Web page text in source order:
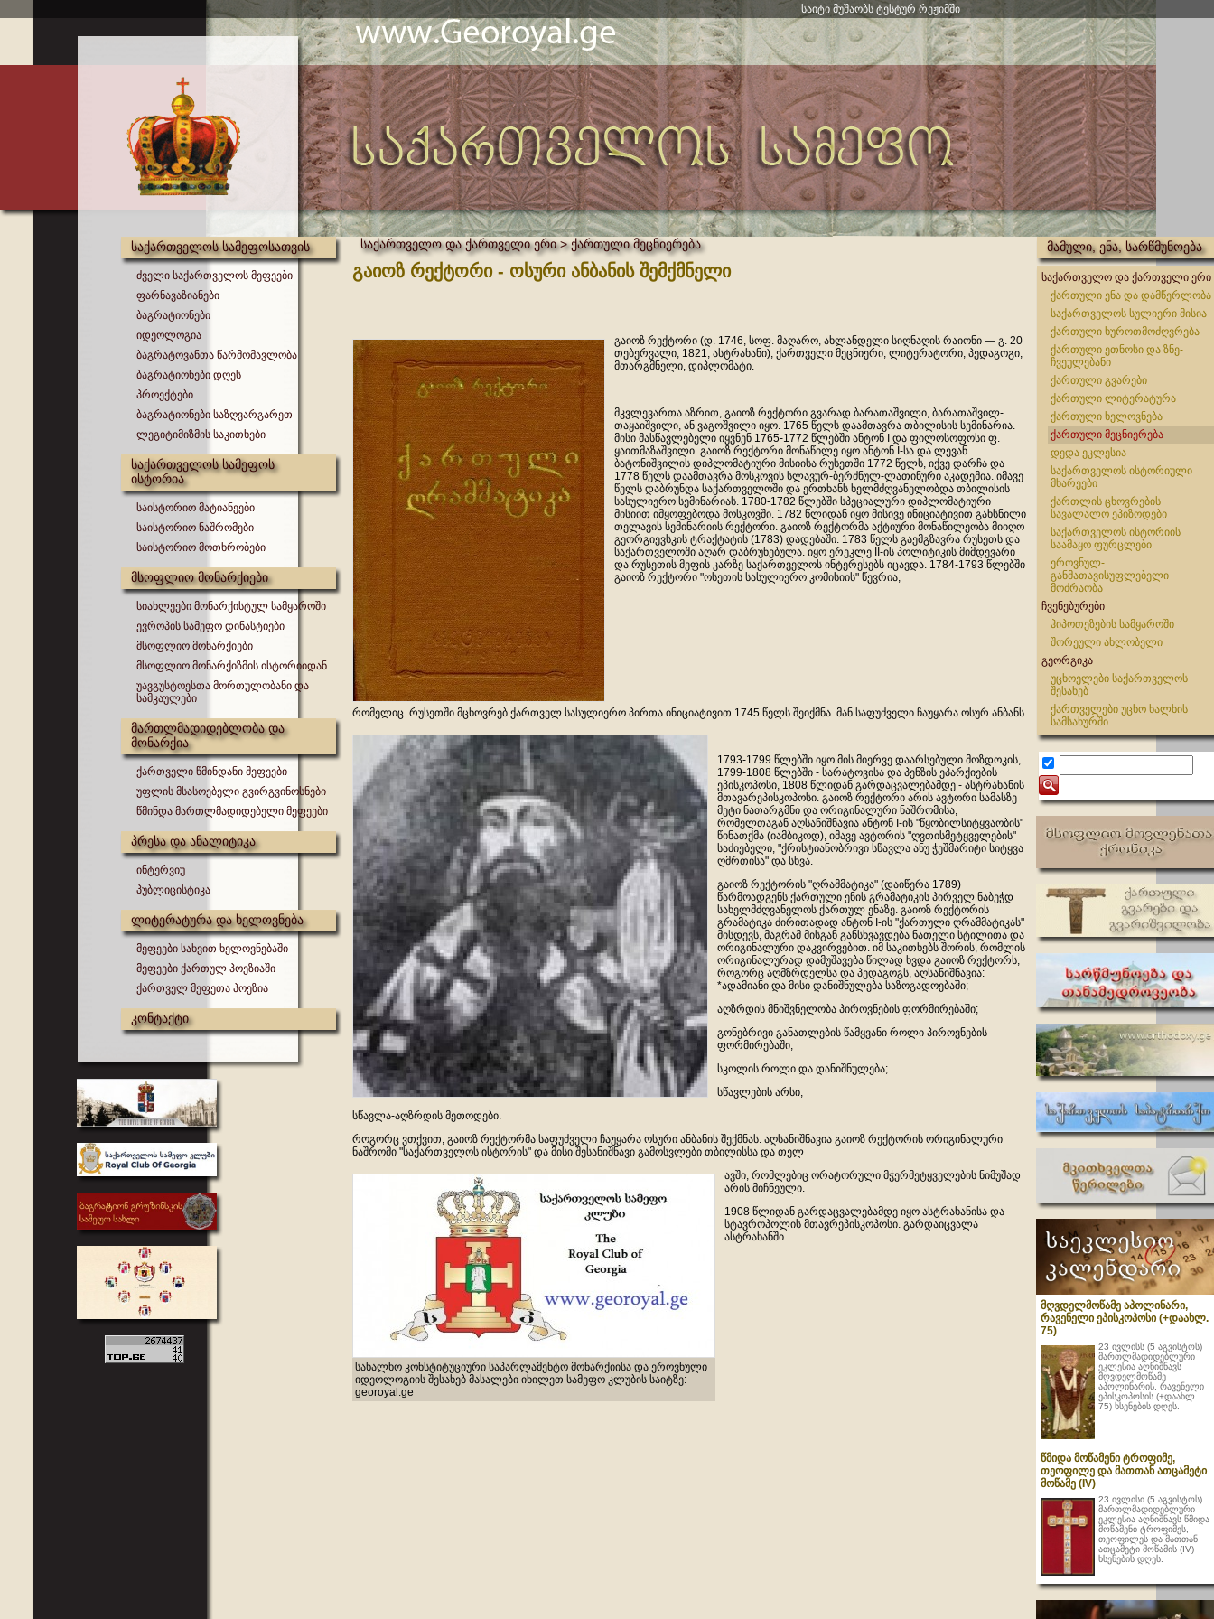
საიტი მუშაობს ტესტურ რეჟიმში
საქართველოს სამეფოსათვის
ძველი საქართველოს მეფეები
ფარნავაზიანები
ბაგრატიონები
იდეოლოგია
ბაგრატოვანთა წარმომავლობა
ბაგრატიონები დღეს
პროექტები
ბაგრატიონები საზღვარგარეთ
ლეგიტიმიზმის საკითხები
საქართველოს სამეფოს
ისტორია
საისტორიო მატიანეები
საისტორიო ნაშრომები
საისტორიო მოთხრობები
მსოფლიო მონარქიები
სიახლეები მონარქისტულ სამყაროში
ევროპის სამეფო დინასტიები
მსოფლიო მონარქიები
მსოფლიო მონარქიზმის ისტორიიდან
უავგუსტოესთა მორთულობანი და
სამკაულები
მართლმადიდებლობა და
მონარქია
ქართველი წმინდანი მეფეები
უფლის მსასოებელი გვირგვინოსნები
წმინდა მართლმადიდებელი მეფეები
პრესა და ანალიტიკა
ინტერვიუ
პუბლიცისტიკა
ლიტერატურა და ხელოვნება
მეფეები სახვით ხელოვნებაში
მეფეები ქართულ პოეზიაში
ქართველ მეფეთა პოეზია
კონტაქტი
საქართველო და ქართველი ერი > ქართული მეცნიერება
გაიოზ რექტორი - ოსური ანბანის შემქმნელი
გაიოზ რექტორი (დ. 1746, სოფ. მაღარო, ახლანდელი სიღნაღის რაიონი — გ. 20
თებერვალი, 1821, ასტრახანი), ქართველი მეცნიერი, ლიტერატორი, პედაგოგი,
მთარგმნელი, დიპლომატი.
მკვლევართა აზრით, გაიოზ რექტორი გვარად ბარათაშვილი, ბარათაშვილ-
თაყაიშვილი, ან ვაგოშვილი იყო. 1765 წელს დაამთავრა თბილისის სემინარია.
მისი მასწავლებელი იყვნენ 1765-1772 წლებში ანტონ I და ფილოსოფოსი ფ.
ყაითმაზაშვილი. გაიოზ რექტორი მონაწილე იყო ანტონ I-სა და ლევან
ბატონიშვილის დიპლომატიური მისიისა რუსეთში 1772 წელს, იქვე დარჩა და
1778 წელს დაამთავრა მოსკოვის სლავურ-ბერძნულ-ლათინური აკადემია. იმავე
წელს დაბრუნდა საქართველოში და ერთხანს ხელმძღვანელობდა თბილისის
სასულიერო სემინარიას. 1780-1782 წლებში სპეციალური დიპლომატიური
მისიით იმყოფებოდა მოსკოვში. 1782 წლიდან იყო მისივე ინიციატივით გახსნილი
თელავის სემინარიის რექტორი. გაიოზ რექტორმა აქტიური მონაწილეობა მიიღო
გეორგიევსკის ტრაქტატის (1783) დადებაში. 1783 წელს გაემგზავრა რუსეთს და
საქართველოში აღარ დაბრუნებულა. იყო ერეკლე II-ის პოლიტიკის მიმდევარი
და რუსეთის მეფის კარზე საქართველოს ინტერესებს იცავდა. 1784-1793 წლებში
გაიოზ რექტორი "ოსეთის სასულიერო კომისიის" წევრია,
რომელიც. რუსეთში მცხოვრებ ქართველ სასულიერო პირთა ინიციატივით 1745 წელს შეიქმნა. მან საფუძველი ჩაუყარა ოსურ ანბანს.
1793-1799 წლებში იყო მის მიერვე დაარსებული მოზდოკის,
1799-1808 წლებში - სარატოვისა და პენზის ეპარქიების
ეპისკოპოსი, 1808 წლიდან გარდაცვალებამდე - ასტრახანის
მთავარეპისკოპოსი. გაიოზ რექტორი არის ავტორი სამასზე
მეტი ნათარგმნი და ორიგინალური ნაშრომისა,
რომელთაგან აღსანიშნავია ანტონ I-ის "წყობილსიტყვაობის"
წინათქმა (იამბიკოდ), იმავე ავტორის "ღვთისმეტყველების"
საძიებელი, "ქრისტიანობრივი სწავლა ანუ ჭეშმარიტი სიტყვა
ღმრთისა" და სხვა.
გაიოზ რექტორის "ღრამმატიკა" (დაიწერა 1789)
წარმოადგენს ქართული ენის გრამატიკის პირველ ნაბეჭდ
სახელმძღვანელოს ქართულ ენაზე. გაიოზ რექტორის
გრამატიკა ძირითადად ანტონ I-ის "ქართული ღრამმატიკას"
მისდევს, მაგრამ მისგან განსხვავდება ნათელი სტილითა და
ორიგინალური დაკვირვებით. იმ საკითხებს შორის, რომლის
ორიგინალურად დამუშავება წილად ხვდა გაიოზ რექტორს,
როგორც აღმზრდელსა და პედაგოგს, აღსანიშნავია:
*ადამიანი და მისი დანიშნულება საზოგადოებაში;
აღზრდის მნიშვნელობა პიროვნების ფორმირებაში;
გონებრივი განათლების წამყვანი როლი პიროვნების
ფორმირებაში;
სკოლის როლი და დანიშნულება;
სწავლების არსი;
სწავლა-აღზრდის მეთოდები.
როგორც ვთქვით, გაიოზ რექტორმა საფუძველი ჩაუყარა ოსური ანბანის შექმნას. აღსანიშნავია გაიოზ რექტორის ორიგინალური
ნაშრომი "საქართველოს ისტორის" და მისი შესანიშნავი გამოსვლები თბილისსა და თელ
სახალხო კონსტიტუციური საპარლამენტო მონარქიისა და ეროვნული
იდეოლოგიის შესახებ მასალები იხილეთ სამეფო კლუბის საიტზე:
georoyal.ge
ავში, რომლებიც ორატორული მჭერმეტყველების ნიმუშად
არის მიჩნეული.
1908 წლიდან გარდაცვალებამდე იყო ასტრახანისა და
სტავროპოლის მთავრეპისკოპოსი. გარდაიცვალა
ასტრახანში.
მამული, ენა, სარწმუნოება
საქართველო და ქართველი ერი
ქართული ენა და დამწერლობა
საქართველოს სულიერი მისია
ქართული ხუროთმოძღვრება
ქართული ეთნოსი და ზნე-
ჩვეულებანი
ქართული გვარები
ქართული ლიტერატურა
ქართული ხელოვნება
ქართული მეცნიერება
დედა ეკლესია
საქართველოს ისტორიული
მხარეები
ქართლის ცხოვრების
სავალალო ეპიზოდები
საქართველოს ისტორიის
საამაყო ფურცლები
ეროვნულ-
განმათავისუფლებელი
მოძრაობა
ჩვენებურები
ჰიპოთეზების სამყაროში
შორეული ახლობელი
გეორგიკა
უცხოელები საქართველოს
შესახებ
ქართველები უცხო ხალხის
სამსახურში
მღვდელმოწამე აპოლინარი,
რავენელი ეპისკოპოსი (+დაახლ.
75)
23 ივლისს (5 აგვისტოს)
მართლმადიდებლური
ეკლესია აღნიშნავს
მღვდელმოწამე
აპოლინარის, რავენელი
ეპისკოპოსის (+დაახლ.
75) ხსენების დღეს.
წმიდა მოწამენი ტროფიმე,
თეოფილე და მათთან ათცამეტი
მოწამე (IV)
23 ივლისი (5 აგვისტოს)
მართლმადიდებლური
ეკლესია აღნიშნავს წმიდა
მოწამენი ტროფიმეს,
თეოფილეს და მათთან
ათცამეტი მოწამის (IV)
ხსენების დღეს.